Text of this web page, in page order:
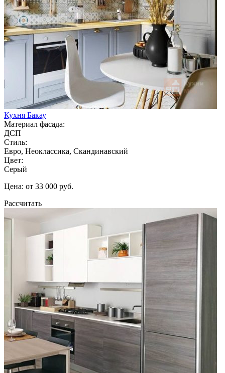
Кухня Бакау
Материал фасада:
ДСП
Стиль:
Евро, Неоклассика, Скандинавский
Цвет:
Серый
Цена: от 33 000 руб.
Рассчитать